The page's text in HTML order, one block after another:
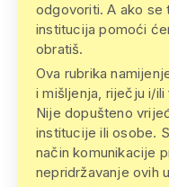
odgovoriti. A ako se
institucija pomoći
obratiš.
Ova rubrika
i mišljenja, riječju i/
Nije dopušteno
institucije ili osobe.
način komunikacije
nepridržavanje ovih